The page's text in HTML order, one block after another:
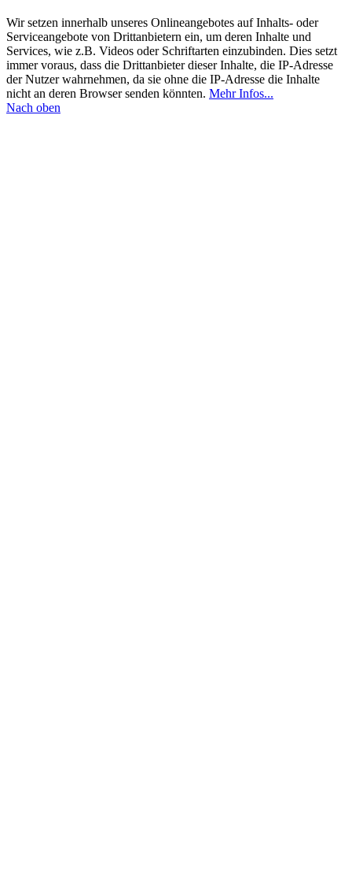
Wir setzen innerhalb unseres Onlineangebotes auf Inhalts- oder
Serviceangebote von Drittanbietern ein, um deren Inhalte und
Services, wie z.B. Videos oder Schriftarten einzubinden. Dies setzt
immer voraus, dass die Drittanbieter dieser Inhalte, die IP-Adresse
der Nutzer wahrnehmen, da sie ohne die IP-Adresse die Inhalte
nicht an deren Browser senden könnten. Mehr Infos...
Nach oben